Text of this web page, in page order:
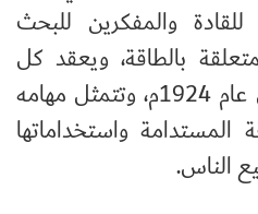
والمفكرين للبحث
بالطاقة، ويعقد كل
ثلاثة أعوام منذ أن انطلق عام 1924م، وتتمثل مهامه
المستدامة واستخداماتها
الناس.